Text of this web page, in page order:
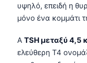
υψηλό, επειδή η
μόνο ένα κομμάτι
A TSH μεταξύ 4,5
ελεύθερη T4